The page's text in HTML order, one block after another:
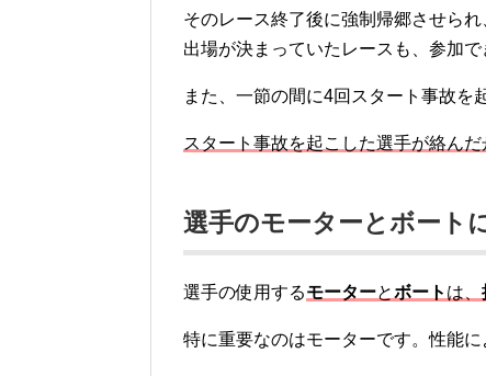
そのレース終了後に強制帰郷させられ
出場が決まっていたレースも、参加で
また、一節の間に4回スタート事故を
スタート事故を起こした選手が絡ん
選手のモーターとボート
選手の使用するモーターとボート は、
特に重要なのはモーターです。性能